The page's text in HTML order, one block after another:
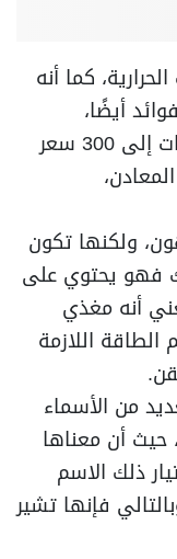
كما أنه
أيضًا،
وبالتالي قد يصل مقدار السعرات إلى 300 سعر
ولكنها تكون
فهو يحتوي على
أنه مغذي
اللازمة
من الأسماء
حيث أن معناها
ذلك الاسم
فإنها تشير